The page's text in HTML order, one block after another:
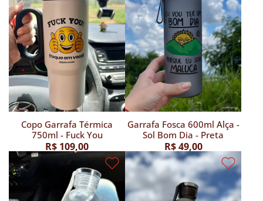
Copo Garrafa Térmica
750ml - Fuck You
R$ 109,00
Garrafa Fosca 600ml Alça -
Sol Bom Dia - Preta
R$ 49,00